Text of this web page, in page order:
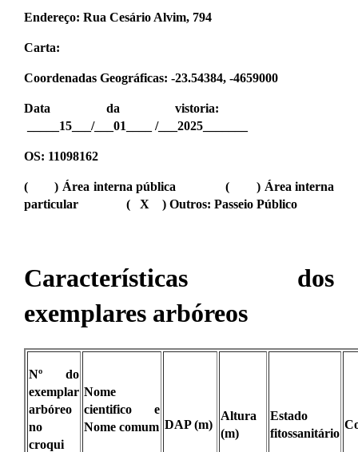
Endereço: Rua Cesário Alvim, 794
Carta:
Coordenadas Geográficas: -23.54384, -4659000
Data da vistoria:
_____15___/___01____ /___2025_______
OS: 11098162
( ) Área interna pública ( ) Área interna
particular ( X ) Outros: Passeio Público
Características dos
exemplares arbóreos
Nº do
exemplar
arbóreo
no
croqui
Nome
cientifico e
Nome comum DAP (m)
Altura
(m)
Estado
fitossanitário